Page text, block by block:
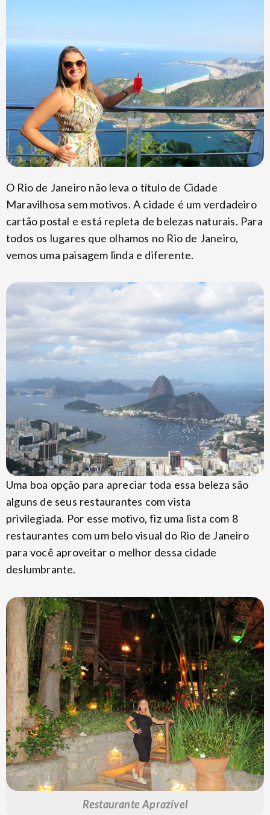
O Rio de Janeiro não leva o título de Cidade
Maravilhosa sem motivos. A cidade é um verdadeiro
cartão postal e está repleta de belezas naturais. Para
todos os lugares que olhamos no Rio de Janeiro,
vemos uma paisagem linda e diferente.
Uma boa opção para apreciar toda essa beleza são
alguns de seus restaurantes com vista
privilegiada. Por esse motivo, fiz uma lista com 8
restaurantes com um belo visual do Rio de Janeiro
para você aproveitar o melhor dessa cidade
deslumbrante.
Restaurante Aprazível